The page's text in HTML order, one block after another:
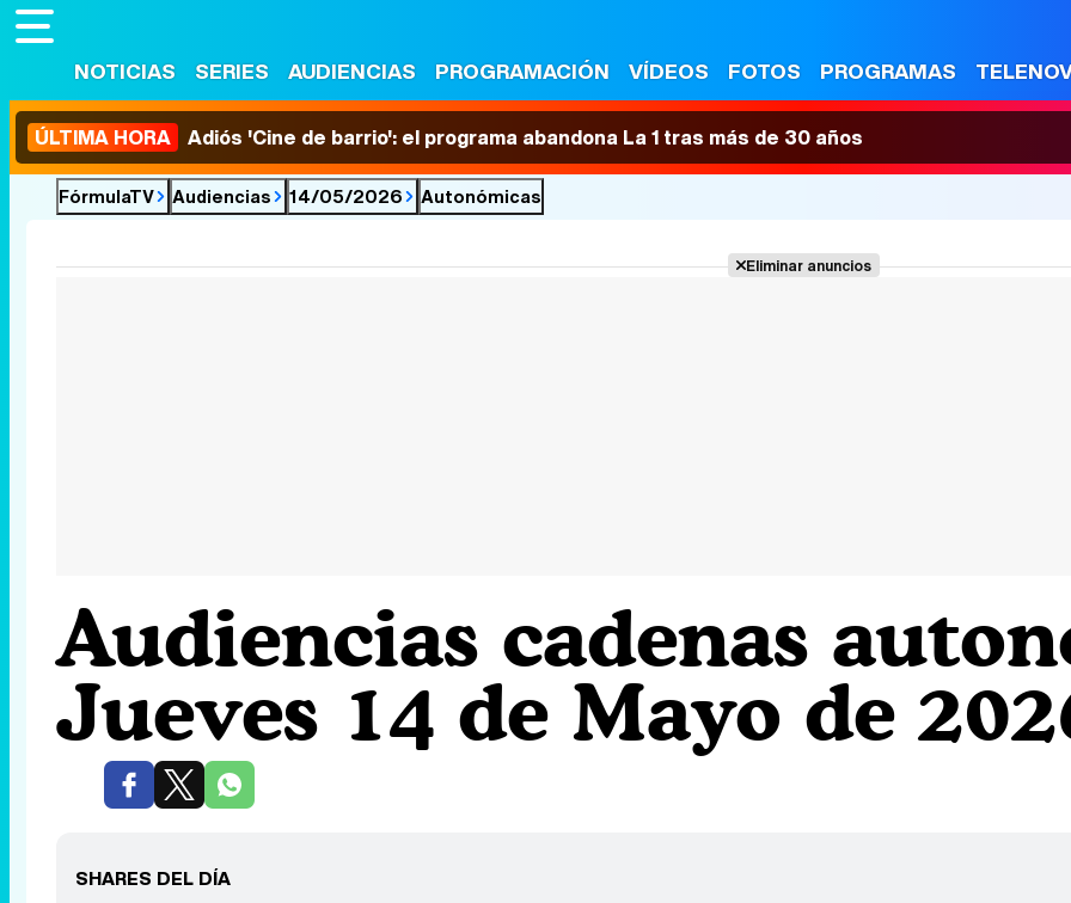
NOTICIAS SERIES AUDIENCIAS PROGRAMACIÓN VÍDEOS FOTOS PROGRAMAS
ÚLTIMA HORA Adiós 'Cine de barrio': el programa abandona La 1 tras más de 30 años
FórmulaTV Audiencias 14/05/2026 Autonómicas
Eliminar anuncios
Audiencias cadenas
Jueves 14 de Mayo de
SHARES DEL DÍA